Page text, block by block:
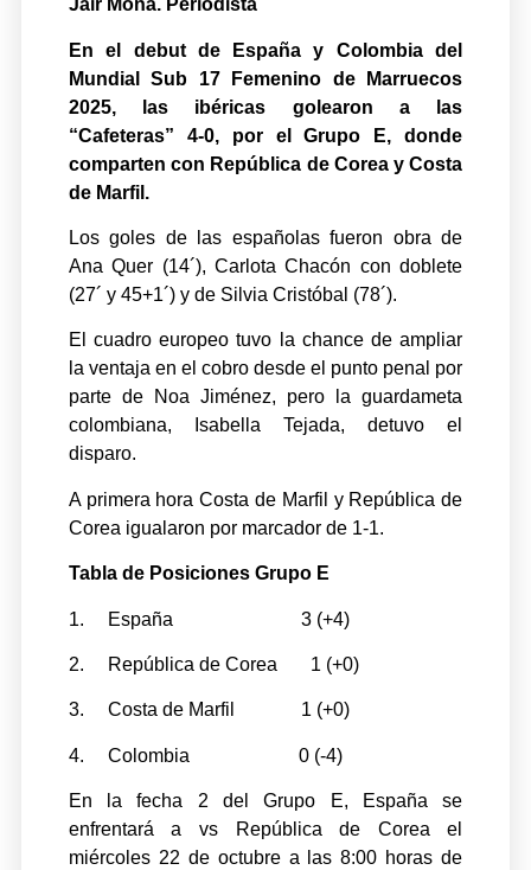
Jair Moná. Periodista
En el debut de España y Colombia del
Mundial Sub 17 Femenino de Marruecos
2025, las ibéricas golearon a las
“Cafeteras” 4-0, por el Grupo E, donde
comparten con República de Corea y Costa
de Marfil.
Los goles de las españolas fueron obra de
Ana Quer (14´), Carlota Chacón con doblete
(27´ y 45+1´) y de Silvia Cristóbal (78´).
El cuadro europeo tuvo la chance de ampliar
la ventaja en el cobro desde el punto penal por
parte de Noa Jiménez, pero la guardameta
colombiana, Isabella Tejada, detuvo el
disparo.
A primera hora Costa de Marfil y República de
Corea igualaron por marcador de 1-1.
Tabla de Posiciones Grupo E
1. España 3 (+4)
2. República de Corea 1 (+0)
3. Costa de Marfil 1 (+0)
4. Colombia 0 (-4)
En la fecha 2 del Grupo E, España se
enfrentará a vs República de Corea el
miércoles 22 de octubre a las 8:00 horas de